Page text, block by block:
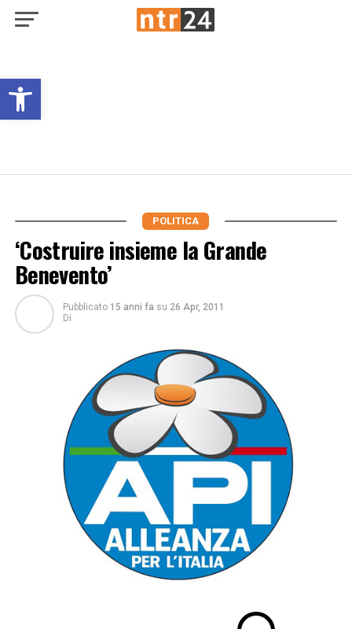
Open toolbar
POLITICA
‘Costruire insieme la Grande
Benevento’
Pubblicato 15 anni fa su 26 Apr, 2011
Di